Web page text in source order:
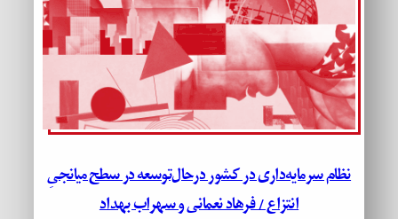
نظام سرمایه‌داری در کشور درحال‌توسعه در سطح میانجیِ
انتزاع / فرهاد نعمانی و سهراب بهداد